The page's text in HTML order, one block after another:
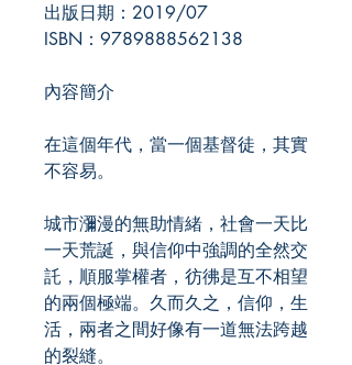
出版日期：2019/07
ISBN：9789888562138
內容簡介
在這個年代，當一個基督徒，其實
不容易。
城市瀰漫的無助情緒，社會一天比
一天荒誕，與信仰中強調的全然交
託，順服掌權者，彷彿是互不相望
的兩個極端。久而久之，信仰，生
活，兩者之間好像有一道無法跨越
的裂縫。